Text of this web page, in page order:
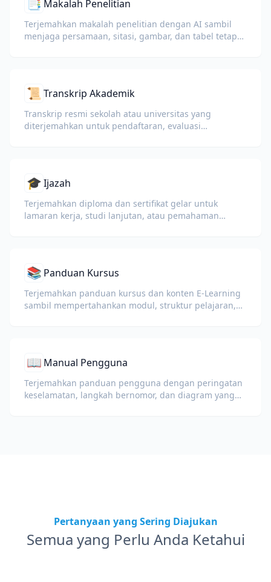
📑 Makalah Penelitian
Terjemahkan makalah penelitian dengan AI sambil
menjaga persamaan, sitasi, gambar, dan tabel tetap
📜 Transkrip Akademik
Transkrip resmi sekolah atau universitas yang
diterjemahkan untuk pendaftaran, evaluasi
🎓Ijazah
Terjemahkan diploma dan sertifikat gelar untuk
lamaran kerja, studi lanjutan, atau pemahaman
📚 Panduan Kursus
Terjemahkan panduan kursus dan konten E-Learning
sambil mempertahankan modul, struktur pelajaran,
📖 Manual Pengguna
Terjemahkan panduan pengguna dengan peringatan
keselamatan, langkah bernomor, dan diagram yang
Pertanyaan yang Sering Diajukan
Semua yang Perlu Anda Ketahui